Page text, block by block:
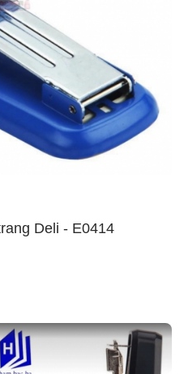
Deli - E0414